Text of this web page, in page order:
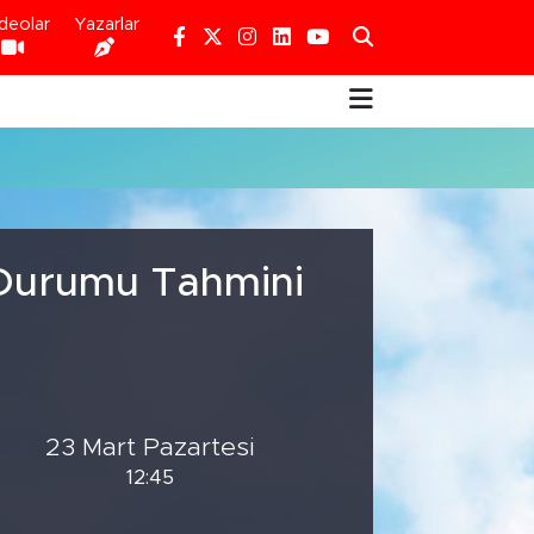
Yazarlar
Tahmini
23 Mart Pazartesi
12:45